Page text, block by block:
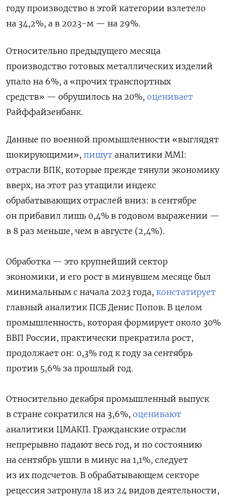
году производство в этой категории взлетело
на 34,2%, а в 2023-м — на 29%.
Относительно предыдущего месяца
производство готовых металлических изделий
упало на 6%, а «прочих транспортных
средств» — обрушилось на 20%, оценивает
Райффайзенбанк.
Данные по военной промышленности «выглядят
шокирующими», пишут аналитики MMI:
отрасли ВПК, которые прежде тянули экономику
вверх, на этот раз утащили индекс
обрабатывающих отраслей вниз: в сентябре
он прибавил лишь 0,4% в годовом выражении —
в 8 раз меньше, чем в августе (2,4%).
Обработка — это крупнейший сектор
экономики, и его рост в минувшем месяце был
минимальным с начала 2023 года, констатирует
главный аналитик ПСБ Денис Попов. В целом
промышленность, которая формирует около 30%
ВВП России, практически прекратила рост,
продолжает он: 0,3% год к году за сентябрь
против 5,6% за прошлый год.
Относительно декабря промышленный выпуск
в стране сократился на 3,6%, оценивают
аналитики ЦМАКП. Гражданские отрасли
непрерывно падают весь год, и по состоянию
на сентябрь ушли в минус на 1,1%, следует
из их подсчетов. В обрабатывающем секторе
рецессия затронула 18 из 24 видов деятельности,